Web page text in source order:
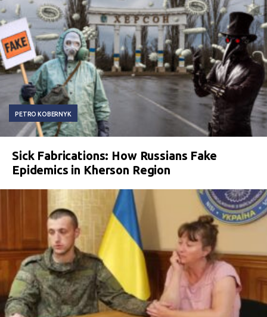
PETRO KOBERNYK
Sick Fabrications: How Russians Fake
Epidemics in Kherson Region